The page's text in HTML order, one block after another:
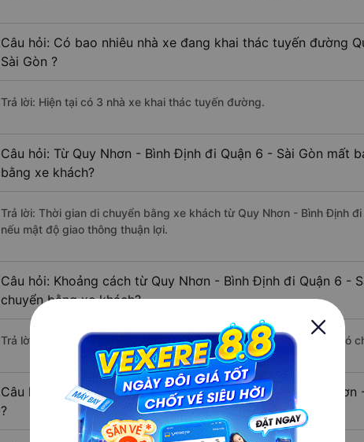
Câu hỏi: Có bao nhiêu nhà xe đang khai thác tuyến đường
Sài Gòn ?
Trả lời: Hiện tại có 3 nhà xe khai thác tuyến đường.
Câu hỏi: Từ Quy Nhơn - Bình Định đi Quận 6 - Sài Gòn mất
bằng xe khách?
Trả lời: Thời gian di chuyển bằng xe khách từ Quy Nhơn - Bình Định
nếu mật độ giao thông thuận lợi.
Câu hỏi: Khoảng cách từ Quy Nhơn - Bình Định đi Quận 6 -
chuyển bằng xe khách?
Trả lời: Đoạn đường đi Quận 6 - Sài Gòn từ Quy Nhơn - Bình Định có
Câu hỏi: Mỗi ngày có bao nhiêu chuyến xe khách Quy
?